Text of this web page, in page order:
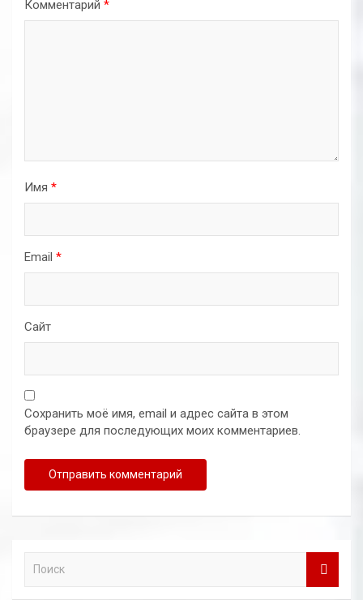
Комментарий *
Имя *
Email *
Сайт
Сохранить моё имя, email и адрес сайта в этом
браузере для последующих моих комментариев.